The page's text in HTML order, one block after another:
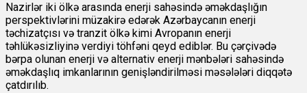
Nazirlər iki ölkə arasında enerji sahəsində əməkdaşlığın
perspektivlərini müzakirə edərək Azərbaycanın enerji
təchizatçısı və tranzit ölkə kimi Avropanın enerji
təhlükəsizliyinə verdiyi töhfəni qeyd ediblər. Bu çərçivədə
bərpa olunan enerji və alternativ enerji mənbələri sahəsində
əməkdaşlıq imkanlarının genişləndirilməsi məsələləri diqqətə
çatdırılıb.